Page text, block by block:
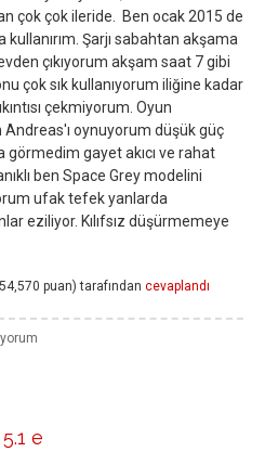
çok çok ileride. Ben ocak 2015 de
kullanırım. Şarjı sabahtan akşama
çıkıyorum akşam saat 7 gibi
çok sık kullanıyorum iliğine kadar
çekmiyorum. Oyun
Andreas'ı oynuyorum düşük güç
gayet akıcı ve rahat
ben Space Grey modelini
ufak tefek yanlarda
eziliyor. Kılıfsız düşürmemeye
54,570 puan) tarafından cevaplandı
e